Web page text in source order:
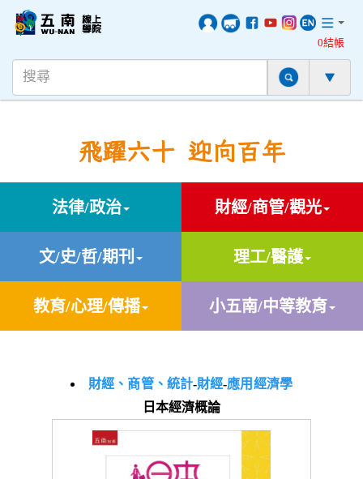
0結帳
飛躍六十 迎向百年
法律/政治 財經/商管/觀光
文/史/哲/期刊 理工/醫護
教育/心理/傳播 小五南/中等教育
財經、商管、統計-財經-應用經濟學
日本經濟概論